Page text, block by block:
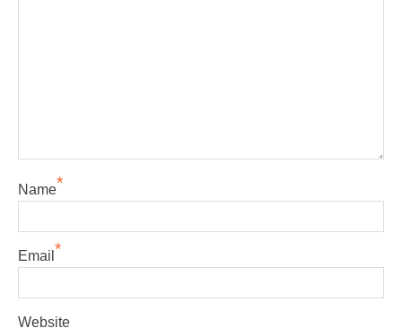
Name*
Email *
Website